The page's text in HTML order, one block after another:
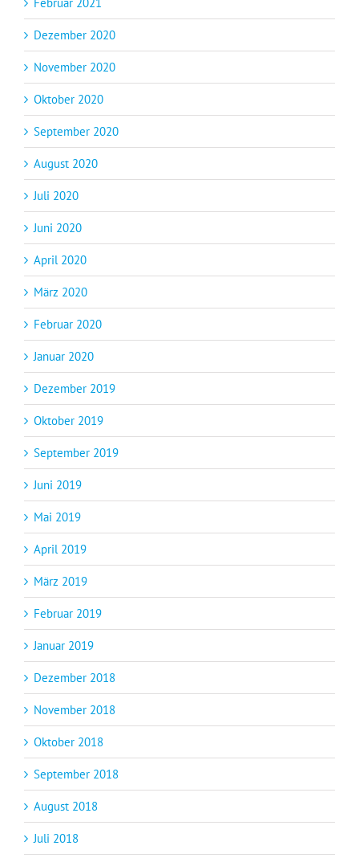
Dezember 2020
November 2020
Oktober 2020
September 2020
August 2020
Juli 2020
Juni 2020
April 2020
März 2020
Februar 2020
Januar 2020
Dezember 2019
Oktober 2019
September 2019
Juni 2019
Mai 2019
April 2019
März 2019
Februar 2019
Januar 2019
Dezember 2018
November 2018
Oktober 2018
September 2018
August 2018
Juli 2018